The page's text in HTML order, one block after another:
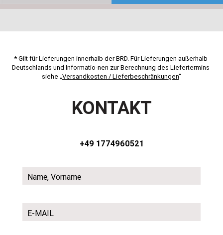
* Gilt für Lieferungen innerhalb der BRD. Für Lieferungen außerhalb
Deutschlands und Informatio-nen zur Berechnung des Liefertermins
siehe „Versandkosten / Lieferbeschränkungen“
KONTAKT
+49 1774960521
Name, Vorname
E-MAIL